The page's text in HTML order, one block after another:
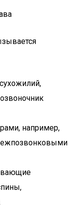
например,